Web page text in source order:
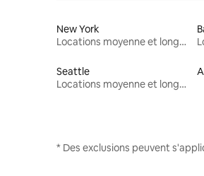
New York
Locations moyenne et longue durée
Seattle
Locations moyenne et longue durée
* Des exclusions peuvent